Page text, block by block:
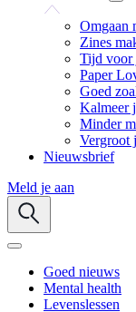
Omgaan
Zines
Tijd voor
Paper
Goed
Kalmeer
Minder
Vergroot
Nieuwsbrief
Meld je aan
Goed nieuws
Mental health
Levenslessen